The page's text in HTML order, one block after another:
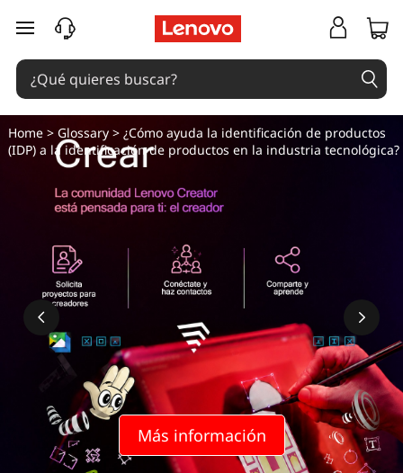
Ir al contenido principal
Más información
Home> Glossary> ¿Cómo ayuda la identificación de productos
(IDP) a la identificación de productos en la industria tecnológica?